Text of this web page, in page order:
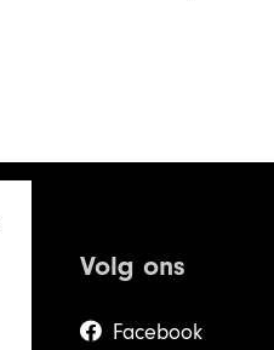
Volg ons
Facebook